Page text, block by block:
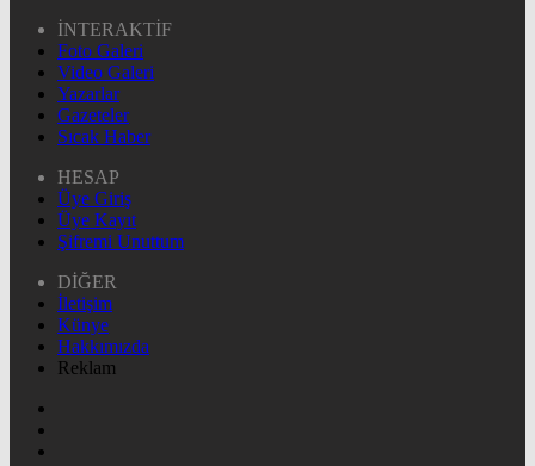
İNTERAKTİF
Foto Galeri
Video Galeri
Yazarlar
Gazeteler
Sıcak Haber
HESAP
Üye Giriş
Üye Kayıt
Şifremi Unuttum
DİĞER
İletişim
Künye
Hakkımızda
Reklam